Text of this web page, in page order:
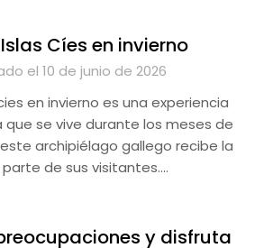
Cíes en invierno
el 10 de junio de 2026
en invierno es una experiencia
se vive durante los meses de
archipiélago gallego recibe la
de sus visitantes….
y disfruta